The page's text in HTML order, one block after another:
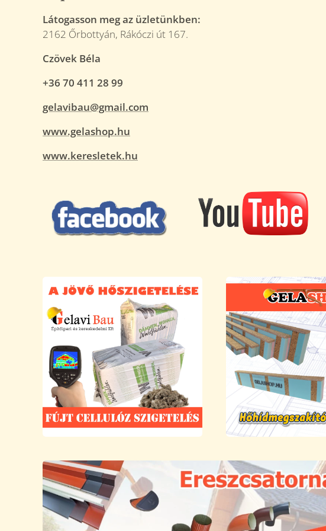
Látogasson meg az üzletünkben:
2162 Őrbottyán, Rákóczi út 167.
Czövek Béla
+36 70 411 28 99
gelavibau@gmail.com
www.gelashop.hu
www.keresletek.hu